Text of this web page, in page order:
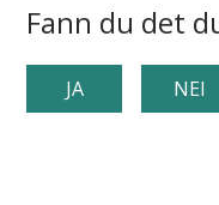
Fann du det
JA NEI